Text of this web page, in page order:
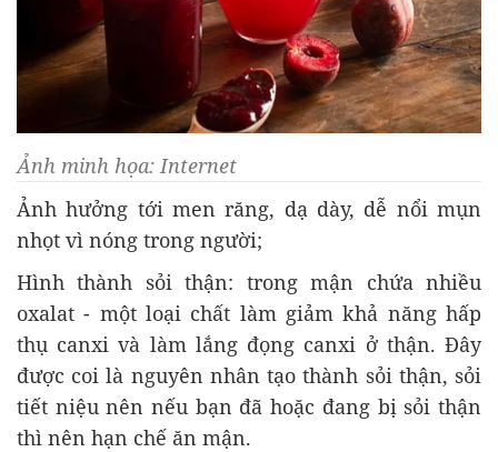
Ảnh minh họa: Internet
Ảnh hưởng tới men răng, dạ dày, dễ nổi mụn
nhọt vì nóng trong người;
Hình thành sỏi thận: trong mận chứa nhiều
oxalat - một loại chất làm giảm khả năng hấp
thụ canxi và làm lắng đọng canxi ở thận. Đây
được coi là nguyên nhân tạo thành sỏi thận, sỏi
tiết niệu nên nếu bạn đã hoặc đang bị sỏi thận
thì nên hạn chế ăn mận.